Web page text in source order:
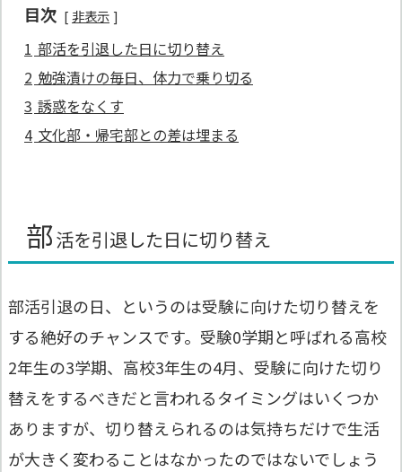
目次 非表示
1 部活を引退した日に切り替え
2 勉強漬けの毎日、体力で乗り切る
3 誘惑をなくす
4 文化部・帰宅部との差は埋まる
部活を引退した日に切り替え
部活引退の日、というのは受験に向けた切り替えを
する絶好のチャンスです。受験0学期と呼ばれる高校
2年生の3学期、高校3年生の4月、受験に向けた切り
替えをするべきだと言われるタイミングはいくつか
ありますが、切り替えられるのは気持ちだけで生活
が大きく変わることはなかったのではないでしょう